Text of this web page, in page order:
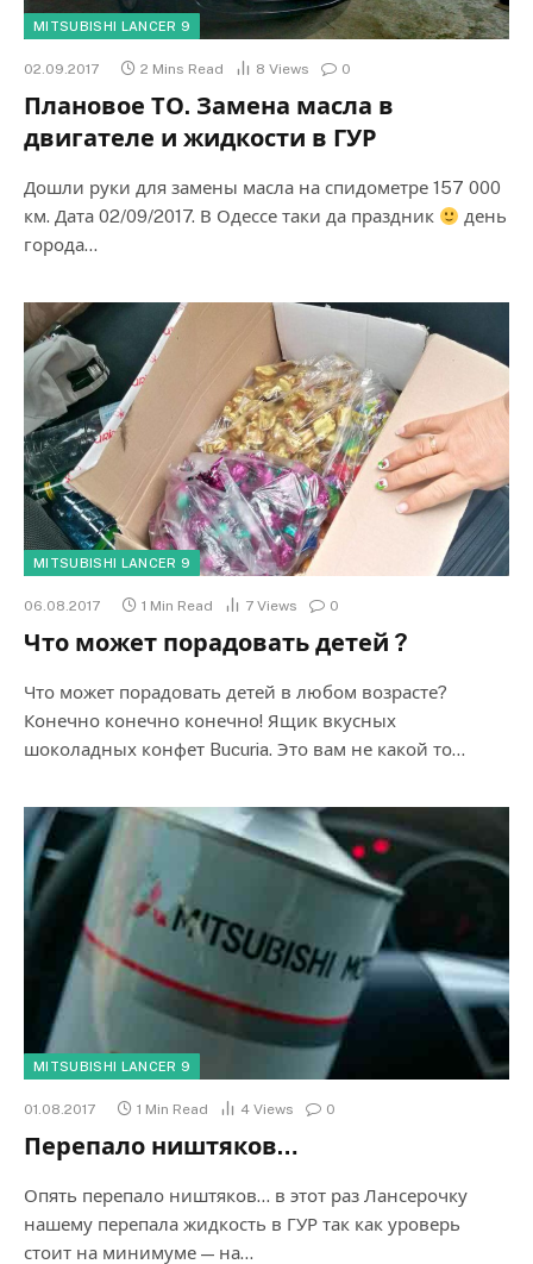
MITSUBISHI LANCER 9
02.09.2017 2 Mins Read 8 Views 0
Плановое ТО. Замена масла в
двигателе и жидкости в ГУР
Дошли руки для замены масла на спидометре 157 000
км. Дата 02/09/2017. В Одессе таки да праздник
день
города…
MITSUBISHI LANCER 9
06.08.2017 1 Min Read 7 Views 0
Что может порадовать детей ?
Что может порадовать детей в любом возрасте?
Конечно конечно конечно! Ящик вкусных
шоколадных конфет Bucuria. Это вам не какой то…
MITSUBISHI LANCER 9
01.08.2017 1 Min Read 4 Views 0
Перепало ништяков…
Опять перепало ништяков… в этот раз Лансерочку
нашему перепала жидкость в ГУР так как уроверь
стоит на минимуме — на…